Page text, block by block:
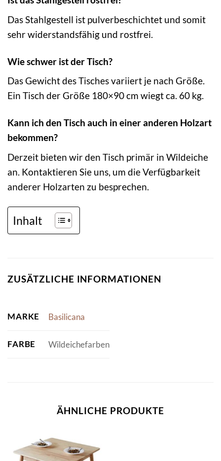
Das Stahlgestell ist pulverbeschichtet und somit
sehr widerstandsfähig und rostfrei.
Wie schwer ist der Tisch?
Das Gewicht des Tisches variiert je nach Größe.
Ein Tisch der Größe 180×90 cm wiegt ca. 60 kg.
Kann ich den Tisch auch in einer anderen Holzart
bekommen?
Derzeit bieten wir den Tisch primär in Wildeiche
an. Kontaktieren Sie uns, um die Verfügbarkeit
anderer Holzarten zu besprechen.
Inhalt
ZUSÄTZLICHE INFORMATIONEN
MARKE Basilicana
FARBE Wildeichefarben
ÄHNLICHE PRODUKTE